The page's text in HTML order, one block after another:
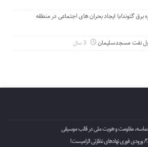
برق گتوند/با ایجاد بحران های اجتماعی در منطقه
نفت مسجدسلیمان 3 سال
مقاومت و هویت ملی در قالب موسیقی
فوری نهادهای نظارتی الزامیست!